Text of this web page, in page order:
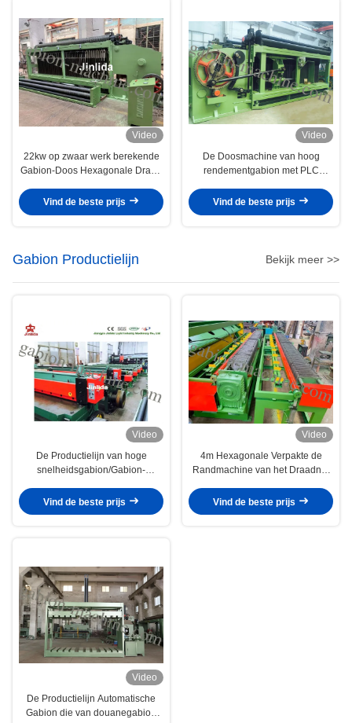
Video
22kw op zwaar werk berekende
Gabion-Doos Hexagonale Draad
Netwerkbreedte
Vind de beste prijs
Video
De Doosmachine van hoog
rendementgabion met PLC
Vind de beste prijs
Gabion Productielijn Bekijk meer >>
Video
De Productielijn van hoge
snelheidsgabion/Gabion-
Vind de beste prijs
Video
4m Hexagonale Verpakte de
Randmachine van het Draadnet
winden
Vind de beste prijs
Video
De Productielijn Automatische
Gabion die van douanegabion